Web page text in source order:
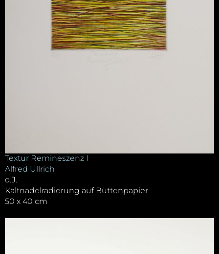
Textur Remineszenz I
Alfred Ullrich
o.J.
Kaltnadelradierung auf Büttenpapier
50 x 40 cm